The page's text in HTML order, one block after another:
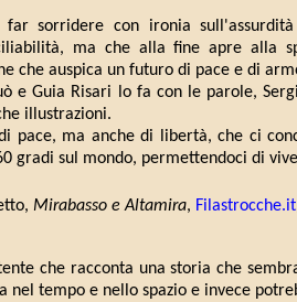
sorridere con ironia
ma che alla fine apre alla
che auspica un futuro di pace e di
e Guia Risari lo fa con le parole,
illustrazioni.
pace, ma anche di libertà, che ci
gradi sul mondo, permettendoci di
Mirabasso e Altamira, Filastrocche.it
che racconta una storia che
nel tempo e nello spazio e invece